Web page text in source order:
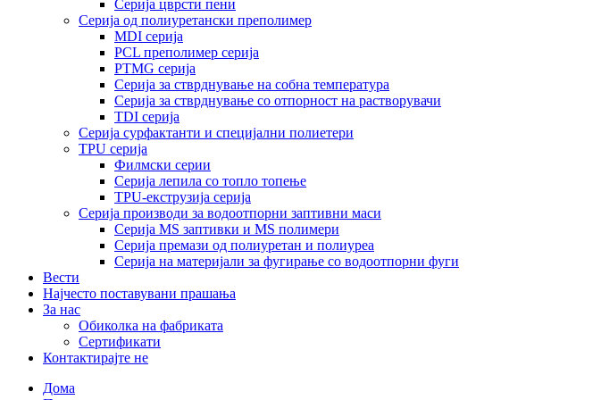
Серија цврсти пени
Серија од полиуретански преполимер
MDI серија
PCL преполимер серија
PTMG серија
Серија за стврднување на собна температура
Серија за стврднување со отпорност на растворувачи
TDI серија
Серија сурфактанти и специјални полиетери
TPU серија
Филмски серии
Серија лепила со топло топење
TPU-екструзија серија
Серија производи за водоотпорни заптивни маси
Серија MS заптивки и MS полимери
Серија премази од полиуретан и полиуреа
Серија на материјали за фугирање со водоотпорни фуги
Вести
Најчесто поставувани прашања
За нас
Обиколка на фабриката
Сертификати
Контактирајте не
Дома